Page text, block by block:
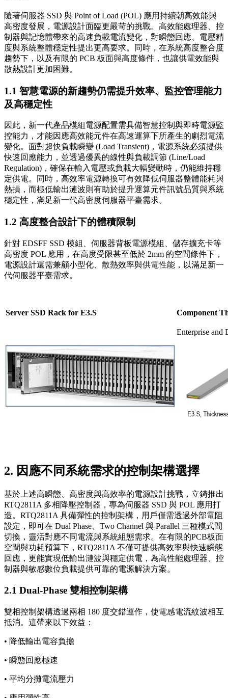
隨著伺服器 SSD 與 Point of Load (POL) 應用持續朝高效能與
高密度發展，電源設計面臨更嚴苛的挑戰。高效能處理器、控
制器與記憶體帶來的高速負載電流變化，對瞬態回應、電壓精
度與系統整體穩定性提出更高要求。同時，在系統高度整合度
趨勢下，以及有限的 PCB 板面與高度條件，也讓供電效能與
散熱設計更加困難。
1.1 智慧電源的新趨勢仍需提升效率、監控管理能力
及高穩定性
因此，新一代產品模組電源配置需具備智慧控制與即時電源監
控能力，才能因應高效能元件在高速運算下所產生的劇烈電流
變化。面對超快負載瞬變 (Load Transient)，電源系統必須提供
快速回應能力，並透過優異的線性與負載調節 (Line/Load
Regulation)，確保在輸入電壓或負載大幅變動時，仍能維持穩
定供電。同時，高效率電源轉換可有效降低伺服器整體能耗與
熱損，而極低輸出漣波則有助於提升運算元件訊號品質與系統
穩定性，滿足新一代高密度伺服器平臺需求。
1.2 高度整合設計下的體積限制
針對 EDSFF SSD 模組、伺服器背板電源模組、儲存擴充卡等
高密度 POL 應用，在高度受限甚至低於 2mm 的空間條件下，
電源設計還需兼顧小型化、散熱效率與供電性能，以滿足新一
代伺服器平臺需求。
Server SSD Rack for E3.S Component
Enterprise and
2. 因應不同系統需求的控制架構選擇
基於上述高瞬態、高密度與高效率的電源設計挑戰，立錡推出
RTQ2811A 多相降壓控制器，專為伺服器 SSD 與 POL 應用打
造。RTQ2811A 具備彈性的控制架構，用戶僅需透過外部電阻
設定，即可在 Dual Phase、Two Channel 與 Parallel 三種模式間
切換，靈活對應不同電流與系統組態需求。在有限的PCB板面
空間與功耗預算下，RTQ2811A 不僅可提供高效率與快速瞬態
回應，更能實現低輸出漣波與穩定供電，為高性能處理器、控
制器與敏感數位負載提供可靠的電源解決方案。
2.1 Dual-Phase 雙相控制架構
雙相控制架構透過兩相 180 度交錯運作，使電感電流紋波相互
抵消。這帶來以下效益：
• 降低輸出電容負擔
• 瞬態回應極速
• 平均分攤電流壓力